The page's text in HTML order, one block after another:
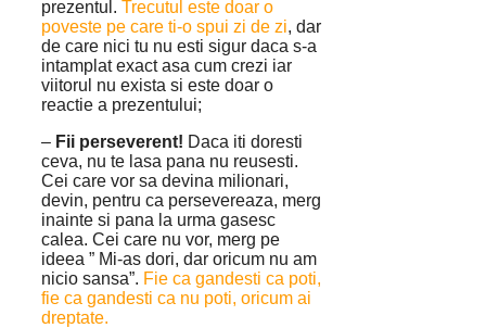
prezentul. Trecutul este doar o
poveste pe care ti-o spui zi de zi, dar
de care nici tu nu esti sigur daca s-a
intamplat exact asa cum crezi iar
viitorul nu exista si este doar o
reactie a prezentului;
– Fii perseverent! Daca iti doresti
ceva, nu te lasa pana nu reusesti.
Cei care vor sa devina milionari,
devin, pentru ca persevereaza, merg
inainte si pana la urma gasesc
calea. Cei care nu vor, merg pe
ideea ” Mi-as dori, dar oricum nu am
nicio sansa”. Fie ca gandesti ca poti,
fie ca gandesti ca nu poti, oricum ai
dreptate.